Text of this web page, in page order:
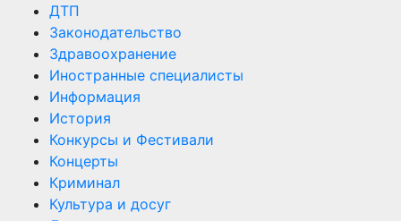
ДТП
Законодательство
Здравоохранение
Иностранные специалисты
Информация
История
Конкурсы и Фестивали
Концерты
Криминал
Культура и досуг